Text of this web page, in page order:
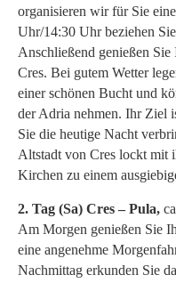
organisieren wir für Sie
Uhr/14:30 Uhr beziehen
Anschließend genießen
Cres. Bei gutem Wetter
einer schönen Bucht und
der Adria nehmen. Ihr Ziel
Sie die heutige Nacht
Altstadt von Cres lockt mit
Kirchen zu einem
2. Tag (Sa) Cres – Pula,
Am Morgen genießen Sie
eine angenehme
Nachmittag erkunden Sie